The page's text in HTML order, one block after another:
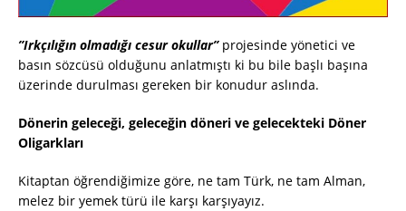
”Irkçılığın olmadığı cesur okullar”projesinde yönetici ve
basın sözcüsü olduğunu anlatmıştı ki bu bile başlı başına
üzerinde durulması gereken bir konudur aslında.
Dönerin geleceği, geleceğin döneri ve gelecekteki Döner
Oligarkları
Kitaptan öğrendiğimize göre, ne tam Türk, ne tam Alman,
melez bir yemek türü ile karşı karşıyayız.